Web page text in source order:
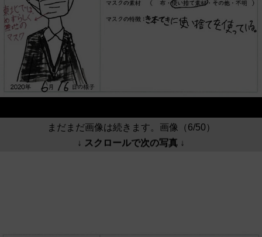
まだまだ画像は続きます。画像（6/50）
↓ スクロールで次の写真 ↓